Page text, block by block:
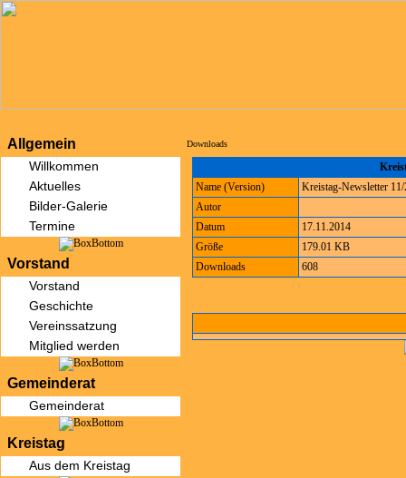
Allgemein
Willkommen
Aktuelles
Bilder-Galerie
Termine
Vorstand
Vorstand
Geschichte
Vereinssatzung
Mitglied werden
Gemeinderat
Gemeinderat
Kreistag
Aus dem Kreistag
Downloads
Name (Version)
Kreistag-Newsletter
Autor
Datum
17.11.2014
Größe
179.01 KB
Downloads
608